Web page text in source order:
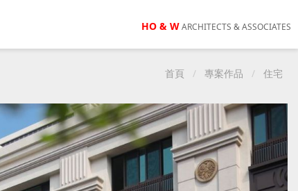
HO & WARCHITECTS & ASSOCIATES
首頁 專案作品 住宅